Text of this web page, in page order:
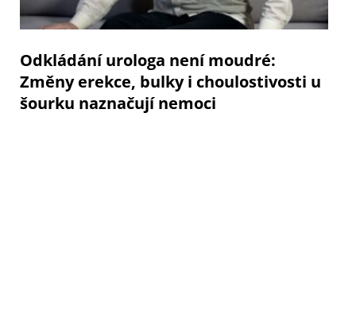
Odkládání urologa není moudré:
Změny erekce, bulky i choulostivosti u
šourku naznačují nemoci